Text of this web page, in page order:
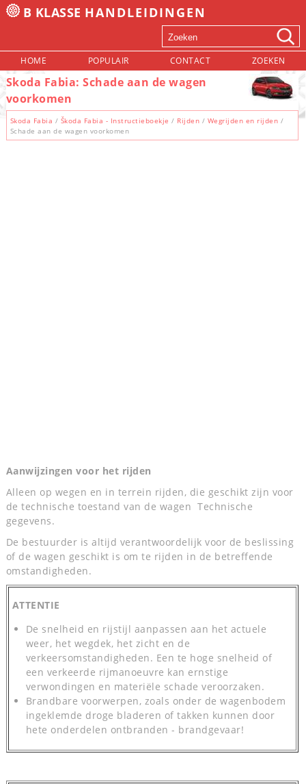
B KLASSE HANDLEIDINGEN
HOME POPULAIR CONTACT ZOEKEN
Skoda Fabia: Schade aan de wagen
voorkomen
Skoda Fabia / Škoda Fabia - Instructieboekje / Rijden / Wegrijden en rijden /
Schade aan de wagen voorkomen
Aanwijzingen voor het rijden
Alleen op wegen en in terrein rijden, die geschikt zijn voor
de technische toestand van de wagen Technische
gegevens.
De bestuurder is altijd verantwoordelijk voor de beslissing
of de wagen geschikt is om te rijden in de betreffende
omstandigheden.
ATTENTIE
De snelheid en rijstijl aanpassen aan het actuele
weer, het wegdek, het zicht en de
verkeersomstandigheden. Een te hoge snelheid of
een verkeerde rijmanoeuvre kan ernstige
verwondingen en materiële schade veroorzaken.
Brandbare voorwerpen, zoals onder de wagenbodem
ingeklemde droge bladeren of takken kunnen door
hete onderdelen ontbranden - brandgevaar!